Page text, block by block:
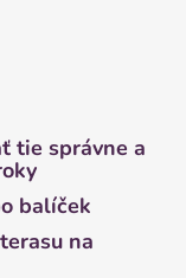
tie správne a
balíček
na